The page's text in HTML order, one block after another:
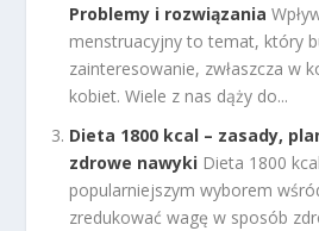
Problemy i rozwiązania
menstruacyjny to temat, który
zainteresowanie, zwłaszcza w
kobiet. Wiele z nas dąży do...
Dieta 1800 kcal – zasady,
zdrowe nawyki Dieta 1800
popularniejszym wyborem
zredukować wagę w sposób